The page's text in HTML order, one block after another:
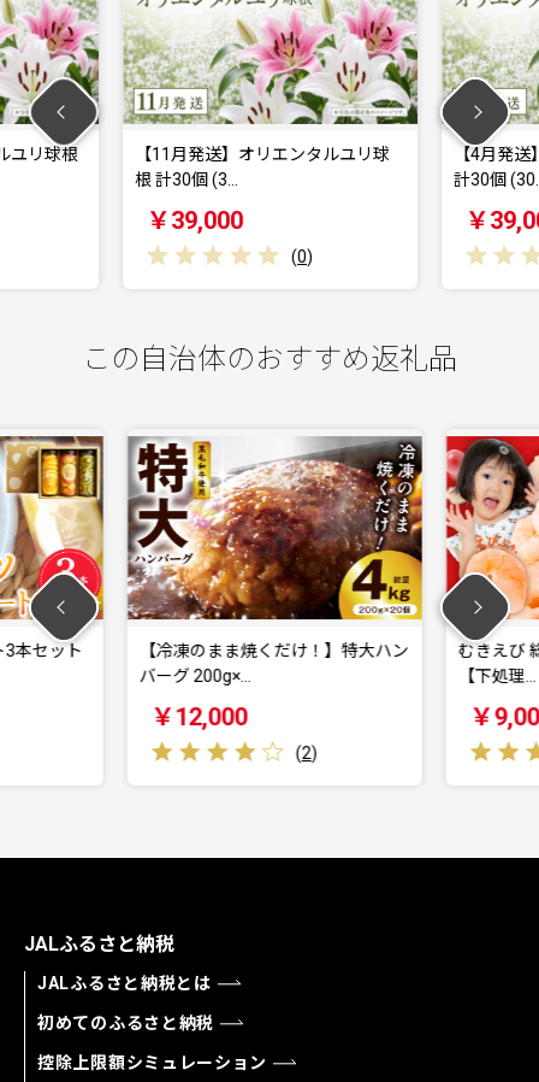
ユリ球根
【11月発送】オリエンタルユリ球
根 計30個 (3…
￥39,000
(0)
【4月発
計30個
￥
この自治体のおすすめ返礼品
本セット
【冷凍のまま焼くだけ！】特大ハン
バーグ 200g×…
￥12,000
(2)
むきえび
【下処理…
￥
JALふるさと納税
JALふるさと納税とは
初めてのふるさと納税
控除上限額シミュレーション